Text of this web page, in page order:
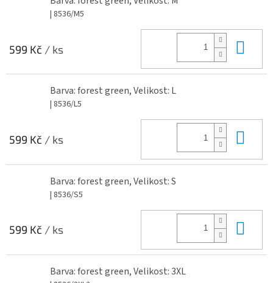
| 8536/M5
599 Kč / ks
Barva: forest green, Velikost: L
| 8536/L5
599 Kč / ks
Barva: forest green, Velikost: S
| 8536/S5
599 Kč / ks
Barva: forest green, Velikost: 3XL